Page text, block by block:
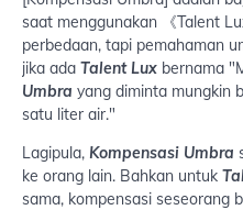
saat menggunakan 《Talent
perbedaan, tapi pemahaman
jika ada Talent Lux bernama
Umbra yang diminta mungkin
satu liter air."
Lagipula, Kompensasi Umbra
ke orang lain. Bahkan untuk
sama, kompensasi seseorang